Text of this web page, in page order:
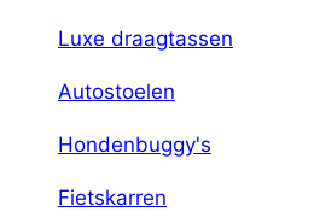
Luxe draagtassen
Autostoelen
Hondenbuggy's
Fietskarren